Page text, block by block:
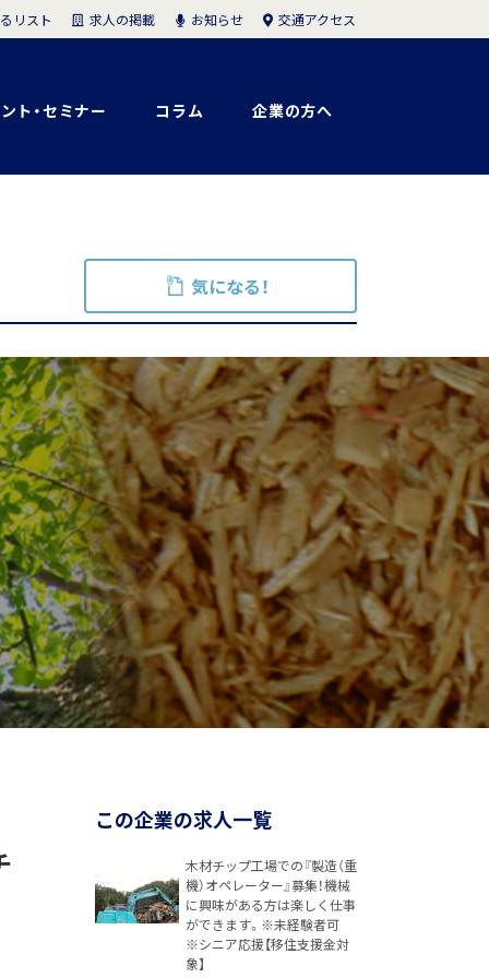
ト・セミナー コラム 企業の方へ
リスト 求人の掲載 お知らせ 交通アクセス
気になる！
この企業の求人一覧
木材チップ工場での『製造（重
機）オペレーター』募集！機械
に興味がある方は楽しく仕事
ができます。※未経験者可
※シニア応援【移住支援金対
象】